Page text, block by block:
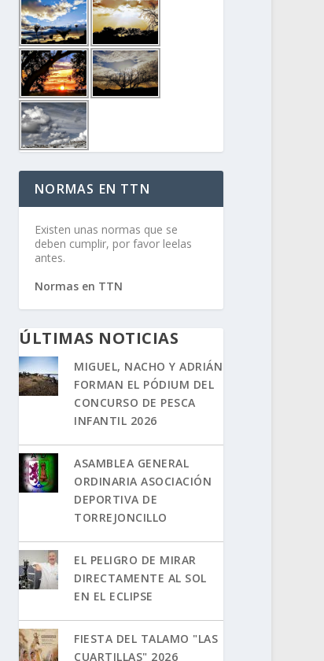
NORMAS EN TTN
Existen unas normas que se
deben cumplir, por favor leelas
antes.
Normas en TTN
ÚLTIMAS NOTICIAS
MIGUEL, NACHO Y ADRIÁN
FORMAN EL PÓDIUM DEL
CONCURSO DE PESCA
INFANTIL 2026
ASAMBLEA GENERAL
ORDINARIA ASOCIACIÓN
DEPORTIVA DE
TORREJONCILLO
EL PELIGRO DE MIRAR
DIRECTAMENTE AL SOL
EN EL ECLIPSE
FIESTA DEL TALAMO "LAS
CUARTILLAS" 2026